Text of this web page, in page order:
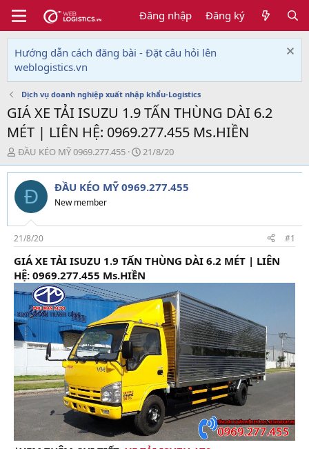
Đăng nhập Đăng ký
Hướng dẫn cách đăng bài - Đặt câu hỏi lên
weblogistics.vn
Dịch vụ doanh nghiệp xuất nhập khẩu-Logistics
GIÁ XE TẢI ISUZU 1.9 TẤN THÙNG DÀI 6.2
MÉT | LIÊN HỆ: 0969.277.455 Ms.HIỀN
T
h
r
e
d
s
t
a
r
t
e
ĐẦU KÉO MỸ 0969.277.455
N
g
à
y
i
21/8/20
Đ ĐẦU KÉO MỸ 0969.277.455
New member
21/8/20 #1
GIÁ XE TẢI ISUZU 1.9 TẤN THÙNG DÀI 6.2 MÉT | LIÊN
HỆ: 0969.277.455 Ms.HIỀN